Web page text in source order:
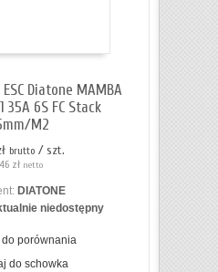
Diatone MAMBA
35A 6S FC Stack
M2
brutto / szt.
zł netto
DIATONE
niedostępny
porównania
do schowka